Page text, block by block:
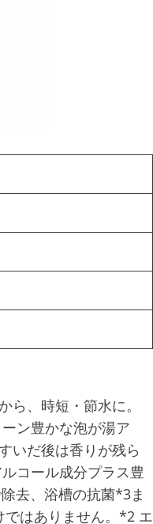
、時短・節水に。
ン豊かな泡が湯ア
いだ後は香りが残ら
コール成分プラス豊
去、浴槽の抗菌*3ま
はありません。*2 エ